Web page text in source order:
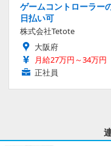
ゲームコントローラー
日払い可
株式会社Tetote
大阪府
月給27万円～34万円
正社員